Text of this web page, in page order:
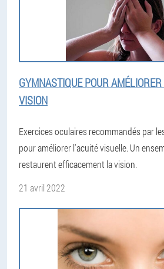
GYMNASTIQUE POUR
VISION
Exercices oculaires recommandés par
pour améliorer l'acuité visuelle. Un
restaurent efficacement la vision.
21 avril 2022